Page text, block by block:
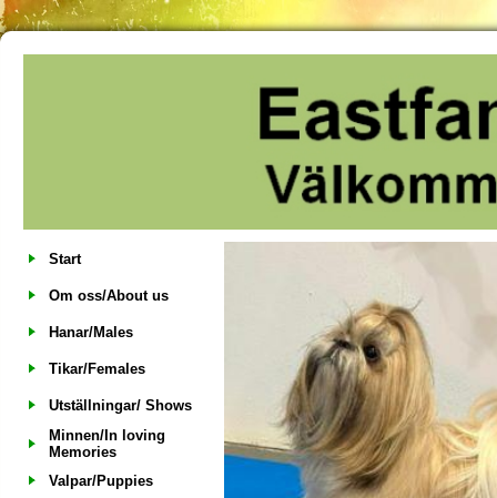
Start
Om oss/About us
Hanar/Males
Tikar/Females
Utställningar/ Shows
Minnen/In loving
Memories
Valpar/Puppies